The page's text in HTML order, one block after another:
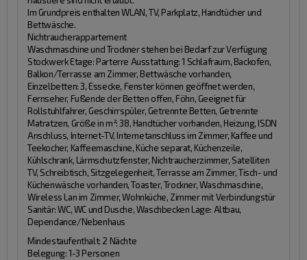
Im Grundpreis enthalten WLAN, TV, Parkplatz, Handtücher und
Bettwäsche.
Nichtraucherappartement
Waschmaschine und Trockner stehen bei Bedarf zur Verfügung
Stockwerk Etage:Parterre Ausstattung:1 Schlafraum, Backofen,
Balkon/Terrasse am Zimmer, Bettwäsche vorhanden,
Einzelbetten: 3, Essecke, Fenster können geöffnet werden,
Fernseher, Fußende der Betten offen, Föhn, Geeignet für
Rollstuhlfahrer, Geschirrspüler, Getrennte Betten, Getrennte
Matratzen, Größe in m²: 38, Handtücher vorhanden, Heizung, ISDN
Anschluss, Internet-TV, Internetanschluss im Zimmer, Kaffee und
Teekocher, Kaffeemaschine, Küche separat, Küchenzeile,
Kühlschrank, Lärmschutzfenster, Nichtraucherzimmer, Satelliten
TV, Schreibtisch, Sitzgelegenheit, Terrasse am Zimmer, Tisch- und
Küchenwäsche vorhanden, Toaster, Trockner, Waschmaschine,
Wireless Lan im Zimmer, Wohnküche, Zimmer mit Verbindungstür
Sanitär:WC, WC und Dusche, Waschbecken Lage: Altbau,
Dependance/Nebenhaus
Mindestaufenthalt: 2 Nächte
Belegung: 1-3 Personen